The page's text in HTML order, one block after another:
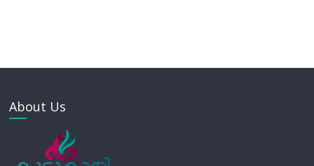
About Us